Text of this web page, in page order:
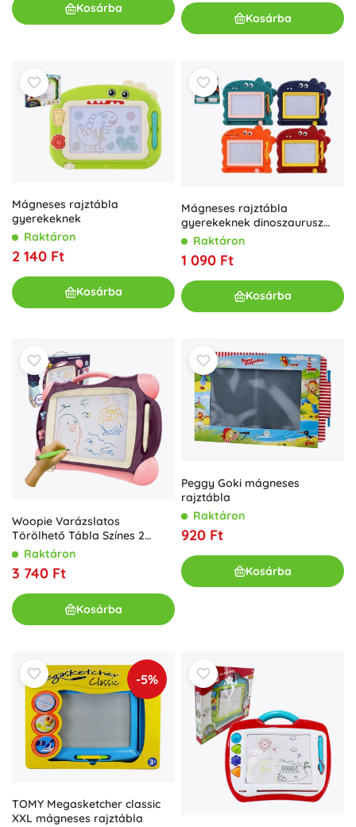
Kosárba
Kosárba
Mágneses rajztábla
gyerekeknek
Raktáron
2 140 Ft
Kosárba
Mágneses rajztábla
gyerekeknek dinoszaurusz
formában, 4 színben
Raktáron
1 090 Ft
Kosárba
Woopie Varázslatos
Törölhető Tábla Színes 2
Bélyegzővel Lila
Raktáron
3 740 Ft
Kosárba
Peggy Goki mágneses
rajztábla
Raktáron
920 Ft
Kosárba
-5%
TOMY Megasketcher classic
XXL mágneses rajztábla